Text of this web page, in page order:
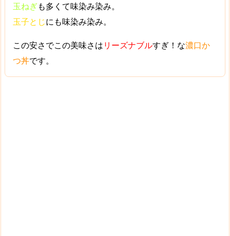
玉ねぎも多くて味染み染み。
玉子とじにも味染み染み。
この安さでこの美味さはリーズナブルすぎ！な濃口か
つ丼です。